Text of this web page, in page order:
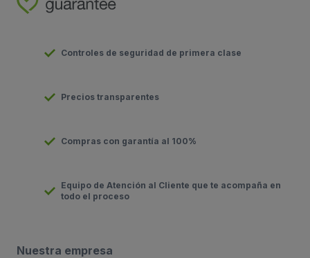
Controles de seguridad de primera clase
Precios transparentes
Compras con garantía al 100%
Equipo de Atención al Cliente que te acompaña en
todo el proceso
Nuestra empresa